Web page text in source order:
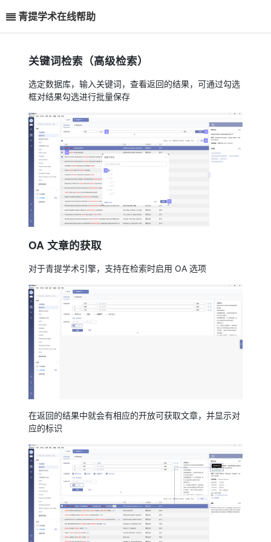
青提学术在线帮助
关键词检索（高级检索）
选定数据库，输入关键词，查看返回的结果，可通过勾选
框对结果勾选进行批量保存
OA 文章的获取
对于青提学术引擎，支持在检索时启用 OA 选项
在返回的结果中就会有相应的开放可获取文章，并显示对
应的标识